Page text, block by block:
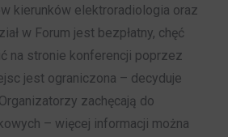
kierunków elektroradiologia oraz
w Forum jest bezpłatny, chęć
na stronie konferencji poprzez
jest ograniczona – decyduje
zachęcają do
– więcej informacji można